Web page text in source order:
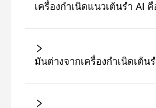
เครื่องกําเนิดแนวเต้นรํา AI คื
มันต่างจากเครื่องกําเนิดเต้น